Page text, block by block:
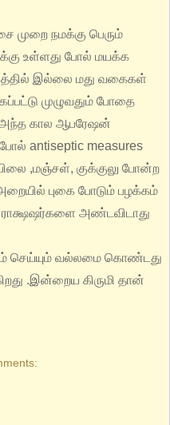
முறை நமக்கு பெரும்
உள்ளது போல் மயக்க
இல்லை மது வகைகள்
முழுவதும் போதை
அந்த கால ஆபரேஷன்
antiseptic measures
,மஞ்சள், குக்குலு போன்ற
புகை போடும் பழக்கம்
அண்டவிடாது
செய்யும் வல்லமை கொண்டது
.இன்றைய கிருமி தான்